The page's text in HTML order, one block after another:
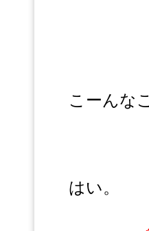
こーんな
はい。